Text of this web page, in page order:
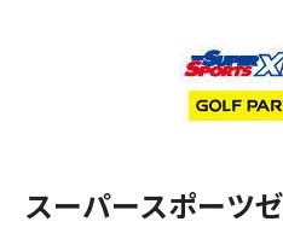
スーパースポーツ